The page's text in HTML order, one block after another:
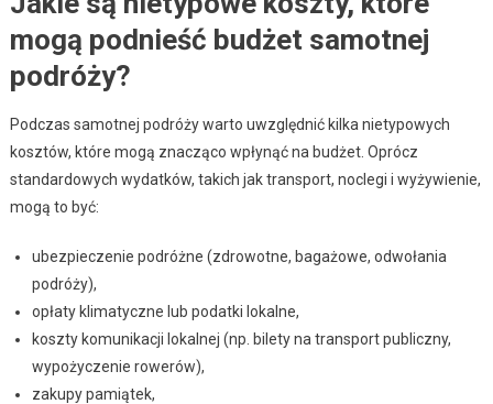
mogą podnieść budżet samotnej
podróży?
Podczas samotnej podróży warto uwzględnić kilka nietypowych
kosztów, które mogą znacząco wpłynąć na budżet. Oprócz
standardowych wydatków, takich jak transport, noclegi i wyżywienie,
mogą to być:
ubezpieczenie podróżne (zdrowotne, bagażowe, odwołania
podróży),
opłaty klimatyczne lub podatki lokalne,
koszty komunikacji lokalnej (np. bilety na transport publiczny,
wypożyczenie rowerów),
zakupy pamiątek,